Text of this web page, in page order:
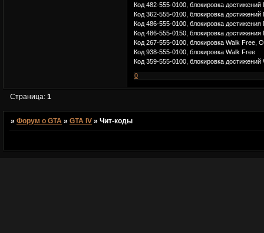
Код 482-555-0100, блокировка
Код 362-555-0100, блокировка
Код 486-555-0100, блокировка достижения
Код 486-555-0150, блокировка достижения
Код 267-555-0100, блокировка Walk Free,
Код 938-555-0100, блокировка Walk Free
Код 359-555-0100, блокировка
0
Страница:1
»Форум о GTA »GTA IV »Чит-коды